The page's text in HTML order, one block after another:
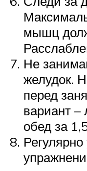
мышц
Не
желудок.
перед
вариант –
обед за